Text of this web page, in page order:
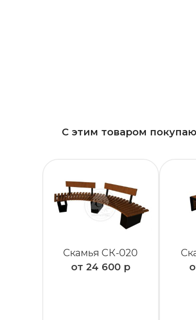
С этим товаром
Скамья СК-020
от 24 600 р